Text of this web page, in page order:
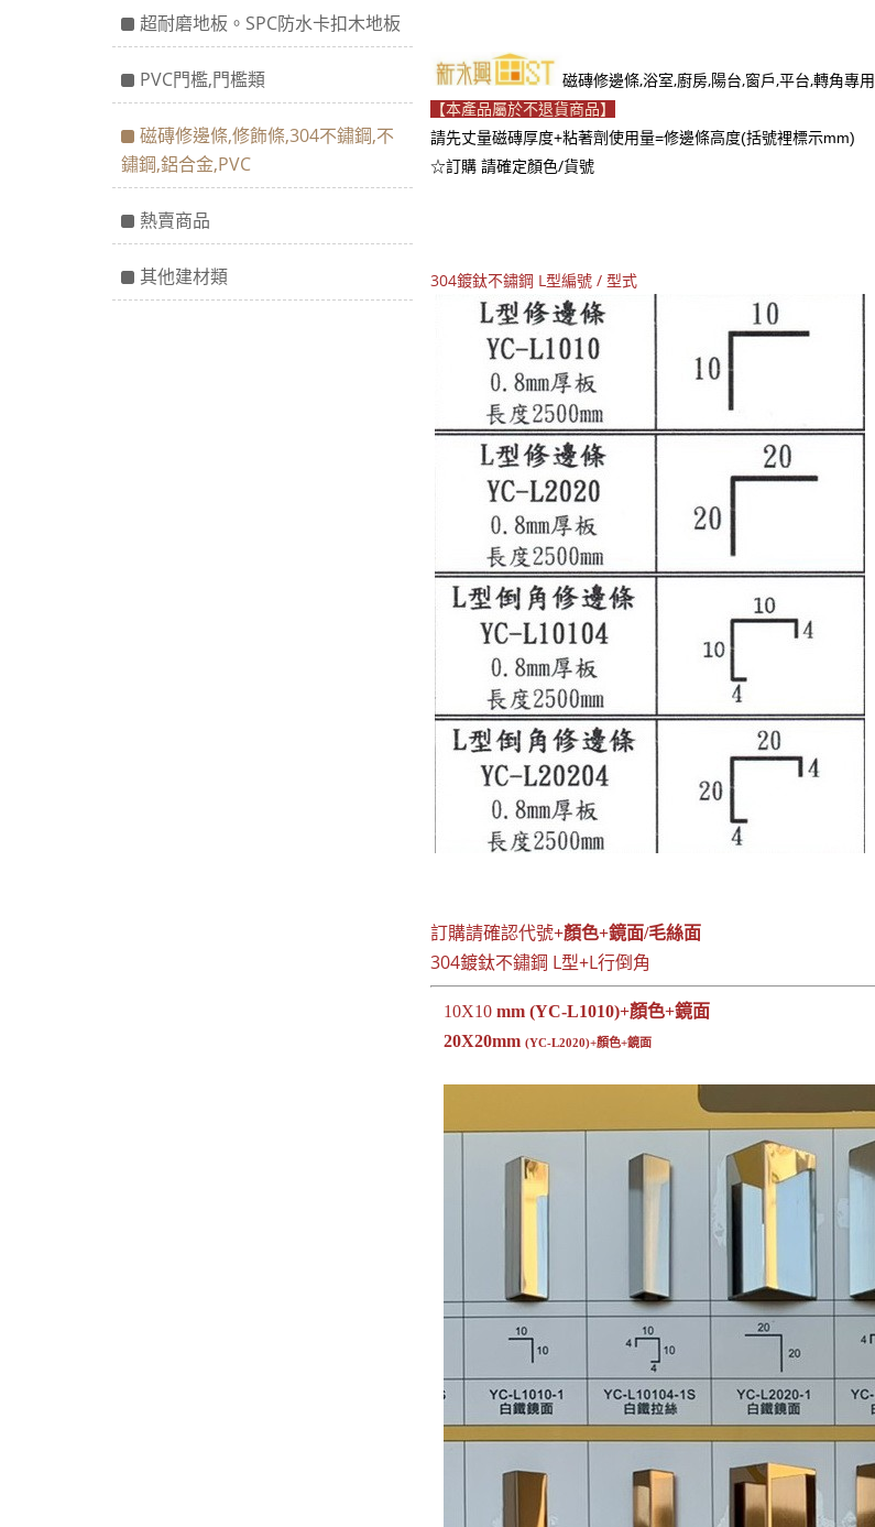
超耐磨地板。SPC防水卡扣木地板
PVC門檻,門檻類
磁磚修邊條,修飾條,304不鏽鋼,不
鏽鋼,鋁合金,PVC
熱賣商品
其他建材類
磁磚修邊條,浴室,廚房,陽台,窗戶,平台,轉角專用
【本產品屬於不退貨商品】
請先丈量磁磚厚度+粘著劑使用量=修邊條高度(括號裡標示mm)
☆訂購 請確定顏色/貨號
304鍍鈦不鏽鋼 L型編號 / 型式
訂購請確認代號+顏色+鏡面/毛絲面
304鍍鈦不鏽鋼 L型+L行倒角
10X10 mm (YC-L1010)+顏色+鏡面
20X20mm(YC-L2020)+顏色+鏡面